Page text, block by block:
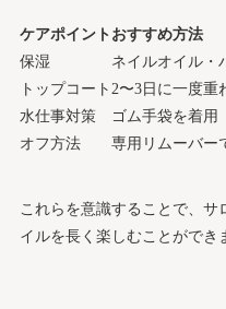
ケアポイント おすすめ方法
保湿
ネイルオイル・
トップコート 2〜3日に一度重
水仕事対策
ゴム手袋を着用
オフ方法
専用リムーバー
これらを意識することで、サ
イルを長く楽しむことができ